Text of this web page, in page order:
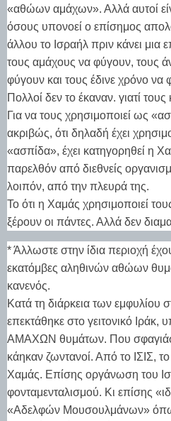
«αθώων αμάχων». Αλλά αυτοί
όσους υπονοεί ο επίσημος
άλλου το Ισραήλ πριν κάνει μια
τους αμάχους να φύγουν, τους
φύγουν και τους έδινε χρόνο να
Πολλοί δεν το έκαναν. γιατί
Για να τους χρησιμοποιεί ως
ακριβώς, ότι δηλαδή έχει
«ασπίδα», έχει κατηγορηθεί η
παρελθόν από διεθνείς
λοιπόν, από την πλευρά της.
Το ότι η Χαμάς χρησιμοποιεί
ξέρουν οι πάντες. Αλλά δεν
* Άλλωστε στην ίδια περιοχή
εκατόμβες αληθινών αθώων
κανενός.
Κατά τη διάρκεια των εμφυλίου
επεκτάθηκε στο γειτονικό Ιράκ,
ΑΜΑΧΩΝ θυμάτων. Που
κάηκαν ζωντανοί. Από το ΙΣΙΣ,
Χαμάς. Επίσης οργάνωση του
φονταμενταλισμού. Κι επίσης
«Αδελφών Μουσουλμάνων»